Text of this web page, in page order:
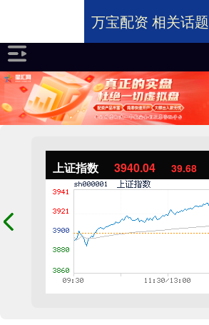
上证指数 3940.04 39.68
万宝配资 相关话题